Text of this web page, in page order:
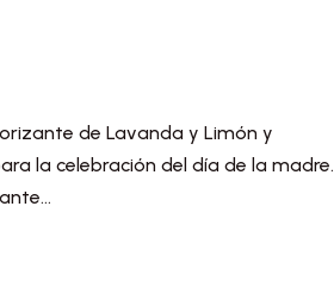
de Lavanda y Limón y
la celebración del día de la madre.